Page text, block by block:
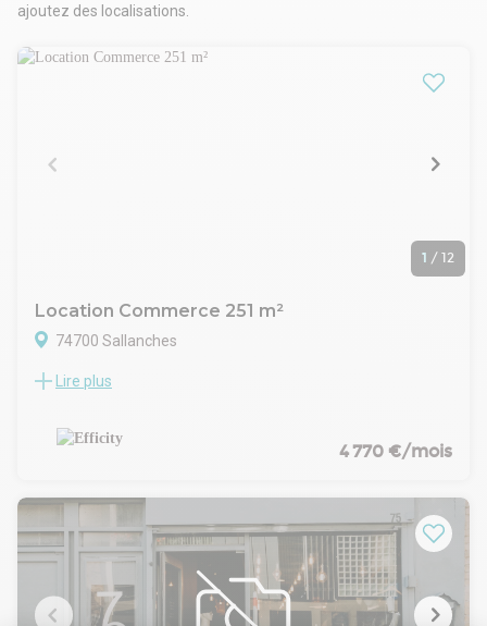
ajoutez des localisations.
1 / 12
Location Commerce 251 m²
74700 Sallanches
74700 - SALLANCHES - LOCAL COMMERCIAL - 251 M²
CENTRE-VILLE - DISPONIBILITÉ IMMÉDIATE - 17ML DE
VITRINE
Situé sur un emplacement stratégique du centre-ville de
Sallanches, à proximité immédiate de l'Hôtel de ville ainsi que
de nombreux commerces, ce local commercial bénéficie
d'une excellente visibilité grâce à son implantation en angle
de rue et à ses 17 mètres linéaires de vitrine.
Actuellement réunis en un seul espace,d'une surface totale
Lire plus
4 770 €/mois